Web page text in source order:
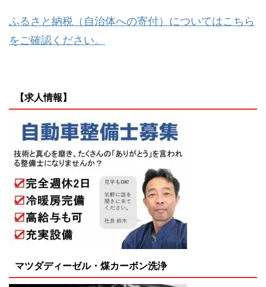
ふるさと納税（自治体への寄付）についてはこちら
をご確認ください。
【求人情報】
マツダディーゼル・煤カーボン洗浄